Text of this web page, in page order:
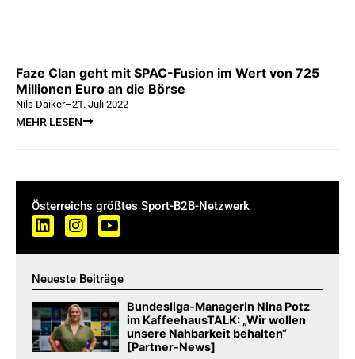
Faze Clan geht mit SPAC-Fusion im Wert von 725
Millionen Euro an die Börse
Nils Daiker–21. Juli 2022
MEHR LESEN
Österreichs größtes Sport-B2B-Netzwerk
Neueste Beiträge
Bundesliga-Managerin Nina Potz
im KaffeehausTALK: „Wir wollen
unsere Nahbarkeit behalten“
[Partner-News]